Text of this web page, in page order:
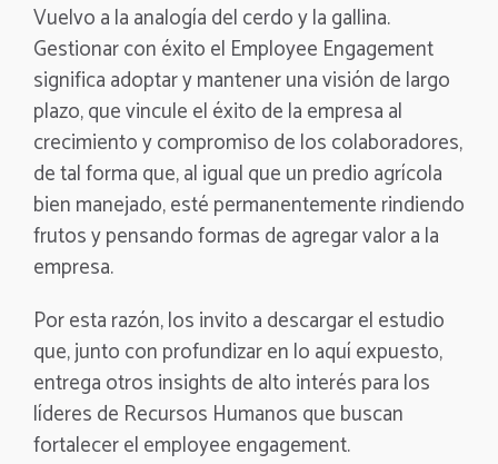
Vuelvo a la analogía del cerdo y la gallina.
Gestionar con éxito el Employee Engagement
significa adoptar y mantener una visión de largo
plazo, que vincule el éxito de la empresa al
crecimiento y compromiso de los colaboradores,
de tal forma que, al igual que un predio agrícola
bien manejado, esté permanentemente rindiendo
frutos y pensando formas de agregar valor a la
empresa.
Por esta razón, los invito a descargar el estudio
que, junto con profundizar en lo aquí expuesto,
entrega otros insights de alto interés para los
líderes de Recursos Humanos que buscan
fortalecer el employee engagement.